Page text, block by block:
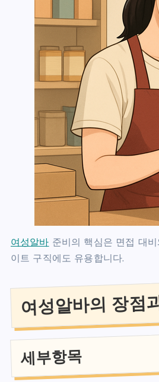
여성알바 준비의 핵심은 면접 대
이트 구직에도 유용합니다.
여성알바의 장점
세부항목